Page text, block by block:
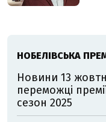
НОБЕЛІВСЬКА
Новини 13
переможці
сезон 2025